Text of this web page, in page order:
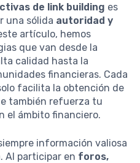
de link building es
una sólida autoridad y
artículo, hemos
que van desde la
calidad hasta la
financieras. Cada
facilita la obtención de
también refuerza tu
el ámbito financiero.
información valiosa
Al participar en foros,